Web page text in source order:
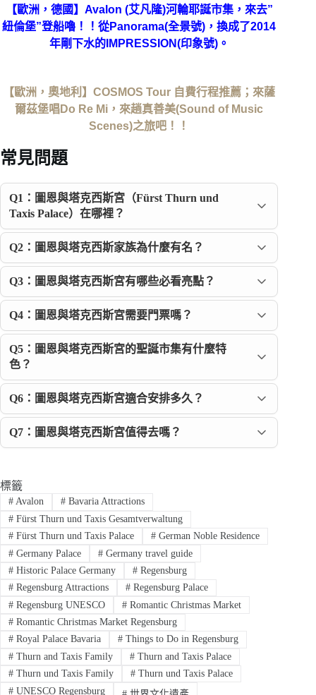
【歐洲，德國】Avalon (艾凡隆)河輪耶誕市集，來去”
紐倫堡”登船嚕！！從Panorama(全景號)，換成了2014
年剛下水的IMPRESSION(印象號)。
【歐洲，奧地利】COSMOS Tour 自費行程推薦；來薩
爾茲堡唱Do Re Mi，來趟真善美(Sound of Music
Scenes)之旅吧！！
常見問題
Q1：圖恩與塔克西斯宮（Fürst Thurn und
Taxis Palace）在哪裡？
Q2：圖恩與塔克西斯家族為什麼有名？
Q3：圖恩與塔克西斯宮有哪些必看亮點？
Q4：圖恩與塔克西斯宮需要門票嗎？
Q5：圖恩與塔克西斯宮的聖誕市集有什麼特
色？
Q6：圖恩與塔克西斯宮適合安排多久？
Q7：圖恩與塔克西斯宮值得去嗎？
標籤
#Avalon #Bavaria Attractions
#Fürst Thurn und Taxis Gesamtverwaltung
#Fürst Thurn und Taxis Palace #German Noble Residence
#Germany Palace #Germany travel guide
#Historic Palace Germany #Regensburg
#Regensburg Attractions #Regensburg Palace
#Regensburg UNESCO #Romantic Christmas Market
#Romantic Christmas Market Regensburg
#Royal Palace Bavaria #Things to Do in Regensburg
#Thurn and Taxis Family #Thurn and Taxis Palace
#Thurn und Taxis Family #Thurn und Taxis Palace
#UNESCO Regensburg